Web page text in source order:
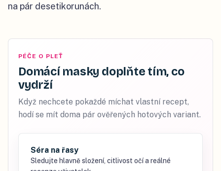
na pár desetikorunách.
PÉČE O PLEŤ
Domácí masky doplňte tím, co
vydrží
Když nechcete pokaždé míchat vlastní recept,
hodí se mít doma pár ověřených hotových variant.
Séra na řasy
Sledujte hlavně složení, citlivost očí a reálné